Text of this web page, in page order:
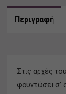
Περιγραφή
Στις αρχές
φουντώσει σ’